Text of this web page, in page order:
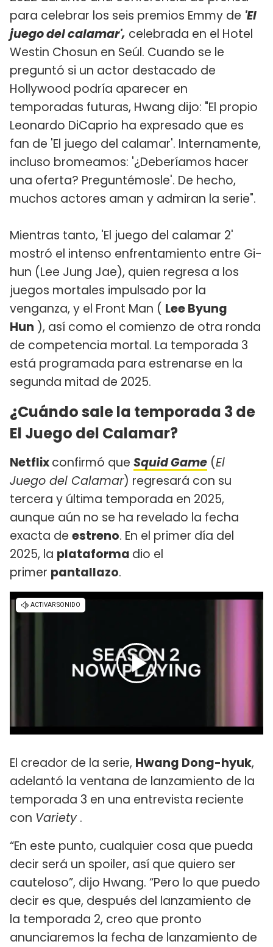
para celebrar los seis premios Emmy de 'El
juego del calamar', celebrada en el Hotel
Westin Chosun en Seúl. Cuando se le
preguntó si un actor destacado de
Hollywood podría aparecer en
temporadas futuras, Hwang dijo: "El propio
Leonardo DiCaprio ha expresado que es
fan de 'El juego del calamar'. Internamente,
incluso bromeamos: '¿Deberíamos hacer
una oferta? Preguntémosle'. De hecho,
muchos actores aman y admiran la serie".
Mientras tanto, 'El juego del calamar 2'
mostró el intenso enfrentamiento entre Gi-
hun (Lee Jung Jae), quien regresa a los
juegos mortales impulsado por la
venganza, y el Front Man ( Lee Byung
Hun ), así como el comienzo de otra ronda
de competencia mortal. La temporada 3
está programada para estrenarse en la
segunda mitad de 2025.
¿Cuándo sale la temporada 3 de
El Juego del Calamar?
Netflixconfirmó que Squid Game (El
Juego del Calamar) regresará con su
tercera y última temporada en 2025,
aunque aún no se ha revelado la fecha
exacta de estreno. En el primer día del
2025, la plataforma dio el
primer pantallazo.
El creador de la serie, Hwang Dong-hyuk,
adelantó la ventana de lanzamiento de la
temporada 3 en una entrevista reciente
con Variety.
“En este punto, cualquier cosa que pueda
decir será un spoiler, así que quiero ser
cauteloso”, dijo Hwang. “Pero lo que puedo
decir es que, después del lanzamiento de
la temporada 2, creo que pronto
anunciaremos la fecha de lanzamiento de